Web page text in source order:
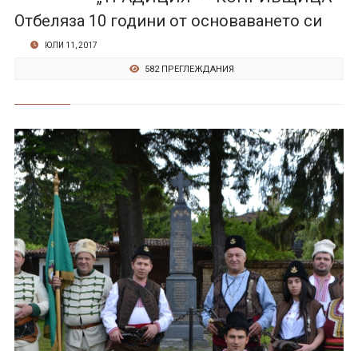
Отбеляза 10 години от основаването си
ЮЛИ 11, 2017
582 ПРЕГЛЕЖДАНИЯ